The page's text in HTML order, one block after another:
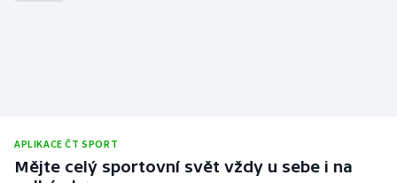
APLIKACE ČT SPORT
Mějte celý sportovní svět vždy u sebe i na